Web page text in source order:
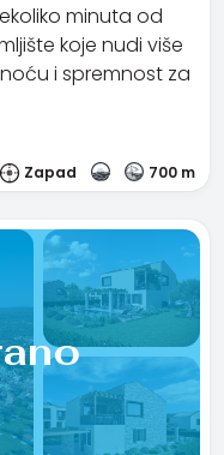
minuta od
koje nudi više
i spremnost za
Zapad 700 m